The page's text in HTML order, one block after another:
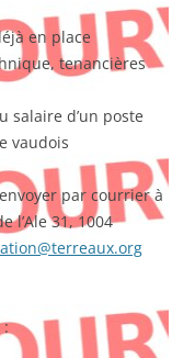
en place
tenancières
salaire d’un poste
vaudois
par courrier à
l’Ale 31, 1004
: